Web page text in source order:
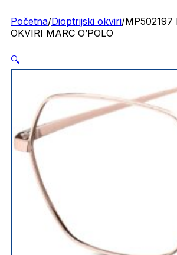
Početna/Dioptrijski okviri/MP502197
OKVIRI MARC O’POLO
🔍